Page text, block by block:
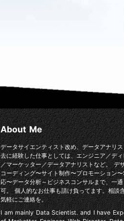
About Me
データサイエンティスト改め、データアナリ
去に経験した仕事としては、エンジニア／デ
／マーケッター／データアナリストなど。 デ
コーディング〜サイト制作〜プロモーション〜
応〜データ分析～ビジネスコンサルまで、一
可。 個人的なお仕事も請け負ってます。相談
気軽にご連絡を。
I am mainly Data Scientist. and I have